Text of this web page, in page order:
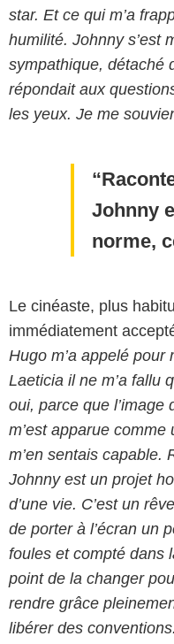
star. Et ce qui m’a
humilité. Johnny s’est
sympathique, détaché
répondait aux
les yeux. Je me
Johnny
norme,
Le cinéaste, plus
immédiatement
Hugo m’a appelé
Laeticia il ne m’a fallu
oui, parce que l’image
m’est apparue
m’en sentais capable.
Johnny est un projet
d’une vie. C’est un
de porter à l’écran un
foules et compté dans
point de la changer
rendre grâce
libérer des